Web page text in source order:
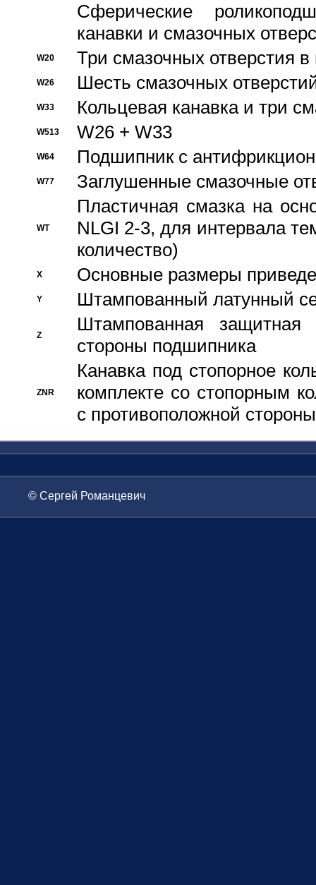
Сферические
канавки и смазочных
W20 Три смазочных отверстия
W26 Шесть смазочных
W33 Кольцевая канавка и три
W513 W26 + W33
W64 Подшипник с
W77 Заглушенные смазочные
WT
Пластичная смазка на
NLGI 2-3, для интервала
количество)
X Основные размеры
Y Штампованный латунный
Z
Штампованная
стороны подшипника
ZNR
Канавка под стопорное
комплекте со стопорным
с противоположной стороны
© Сергей Романцевич